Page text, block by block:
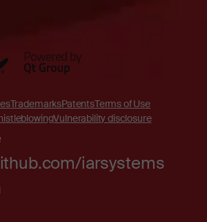
TrademarksPatentsTerms of Use
Vulnerability disclosure
iarsystems